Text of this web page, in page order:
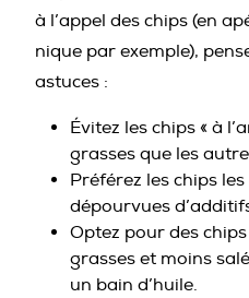
à l’appel des chips (en
nique par exemple),
astuces :
Évitez les chips « à
grasses que les
Préférez les chips
dépourvues
Optez pour des
grasses et moins
un bain d’huile.